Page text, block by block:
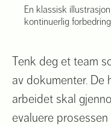
En klassisk
kontinuerlig
Tenk deg et team
av dokumenter. De
arbeidet skal
evaluere